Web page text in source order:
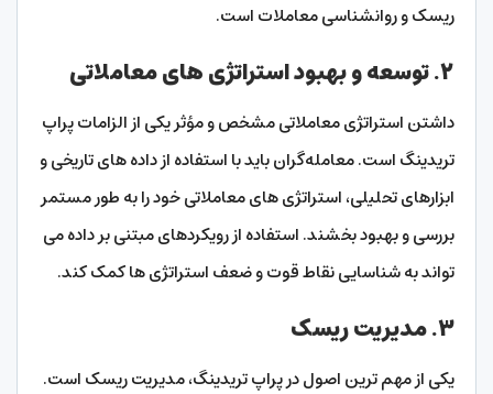
ریسک و روانشناسی معاملات است.
۲. توسعه و بهبود استراتژی‌ های معاملاتی
داشتن استراتژی معاملاتی مشخص و مؤثر یکی از الزامات پراپ
تریدینگ است. معامله‌گران باید با استفاده از داده‌ های تاریخی و
ابزارهای تحلیلی، استراتژی‌ های معاملاتی خود را به طور مستمر
بررسی و بهبود بخشند. استفاده از رویکردهای مبتنی بر داده می‌
تواند به شناسایی نقاط قوت و ضعف استراتژی‌ ها کمک کند.
۳. مدیریت ریسک
یکی از مهم‌ ترین اصول در پراپ تریدینگ، مدیریت ریسک است.